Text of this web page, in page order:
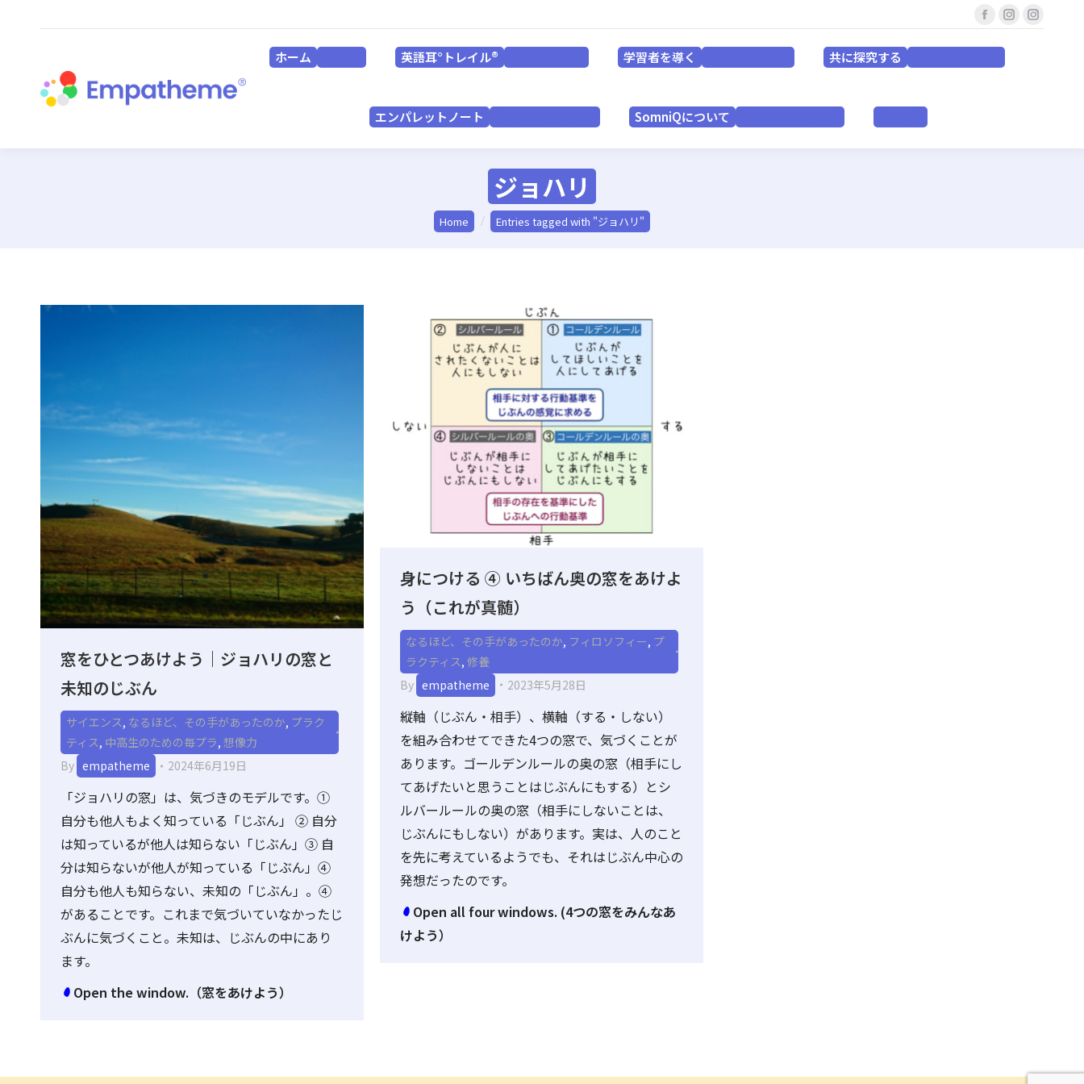
Facebook
page
opens
Instagram
ホーム 英語耳°トレイル® 学習者を導く 共に探究する
エンパレットノート SomniQについて
ジョハリ
You are here:
Home Entries tagged with "ジョハリ"
窓をひとつあけよう｜ジョハリの窓と
未知のじぶん
サイエンス, なるほど、その手があったのか, プラク
ティス, 中高生のための毎プラ, 想像力
By empatheme 2024年6月19日
「ジョハリの窓」は、気づきのモデルです。①
自分も他人もよく知っている「じぶん」 ② 自分
は知っているが他人は知らない「じぶん」③ 自
分は知らないが他人が知っている「じぶん」④
自分も他人も知らない、未知の「じぶん」。④
があることです。これまで気づいていなかったじ
ぶんに気づくこと。未知は、じぶんの中にあり
ます。
Open the window.（窓をあけよう）
身につける ④ いちばん奥の窓をあけよ
う（これが真髄）
なるほど、その手があったのか, フィロソフィー, プ
ラクティス, 修養
By empatheme 2023年5月28日
縦軸（じぶん・相手）、横軸（する・しない）
を組み合わせてできた4つの窓で、気づくことが
あります。ゴールデンルールの奥の窓（相手にし
てあげたいと思うことはじぶんにもする）とシ
ルバールールの奥の窓（相手にしないことは、
じぶんにもしない）があります。実は、人のこと
を先に考えているようでも、それはじぶん中心の
発想だったのです。
Open all four windows. (4つの窓をみんなあ
けよう）
ホーム HOME 英語耳°トレイル® for LEARNERS 学習者を導く for EDUCATORS 共に探究する for RESEACHERS